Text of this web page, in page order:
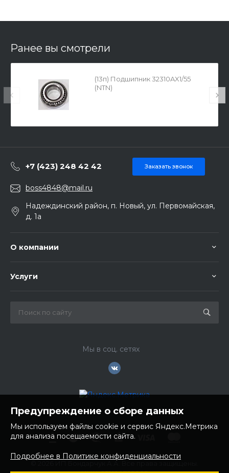
Ранее вы смотрели
(13п) Подшипник 32310AX1/55
(NTN)
+7 (423) 248 42 42 Заказать звонок
boss4848@mail.ru
Надеждинский район, п. Новый, ул. Первомайская,
д. 1а
О компании
Услуги
Мы в соц. сетях
Предупреждение о сборе данных
Мы используем файлы cookie и сервис Яндекс.Метрика
для анализа посещаемости сайта.
Подробнее в Политике конфиденциальности